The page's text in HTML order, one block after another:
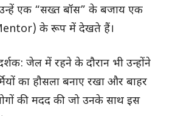
एक “सख्त बॉस” के बजाय एक
के रूप में देखते हैं।
जेल में रहने के दौरान भी उन्होंने
का हौसला बनाए रखा और बाहर
की मदद की जो उनके साथ इस